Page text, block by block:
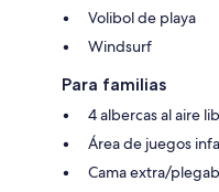
Volibol de playa
Windsurf
Para familias
4 albercas al aire
Área de juegos
Cama extra/